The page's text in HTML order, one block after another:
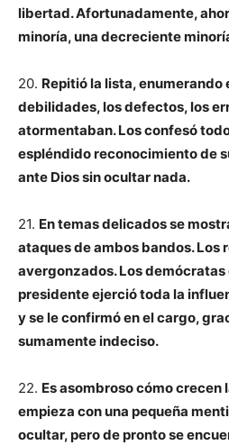
libertad. Afortunadamente,
minoría, una decreciente
20. Repitió la lista, enumerando
debilidades, los defectos, los
atormentaban. Los confesó
espléndido reconocimiento de
ante Dios sin ocultar nada.
21. En temas delicados se
ataques de ambos bandos. Los
avergonzados. Los demócratas
presidente ejerció toda la
y se le confirmó en el cargo,
sumamente indeciso.
22. Es asombroso cómo crecen
empieza con una pequeña
ocultar, pero de pronto se